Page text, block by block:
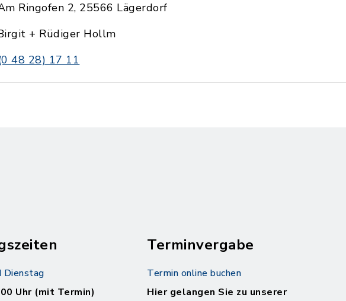
Ringofen 2, 25566 Lägerdorf
+ Rüdiger Hollm
48 28) 17 11
Dienstag
Uhr (mit Termin)
Terminvergabe
Termin online buchen
Hier gelangen Sie zu unserer